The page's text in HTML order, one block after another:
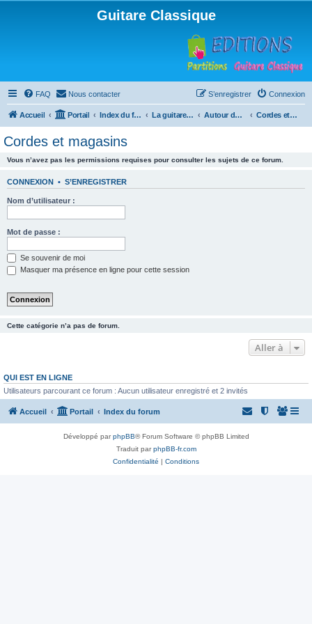
Guitare Classique
FAQ Nous contacter Connexion
S’enregistrer
Accueil Portail Index du forum La guitare : instrument, cours et théorie Autour de la guitare Cordes et magasins
Cordes et magasins
Vous n’avez pas les permissions requises pour consulter les sujets de ce forum.
CONNEXION • S’ENREGISTRER
Nom d’utilisateur :
Mot de passe :
Se souvenir de moi
Masquer ma présence en ligne pour cette session
Cette catégorie n’a pas de forum.
Aller à
QUI EST EN LIGNE
Utilisateurs parcourant ce forum : Aucun utilisateur enregistré et 2 invités
Accueil Portail Index du forum
Développé parphpBB® Forum Software © phpBB Limited
Traduit parphpBB-fr.com
Confidentialité | Conditions